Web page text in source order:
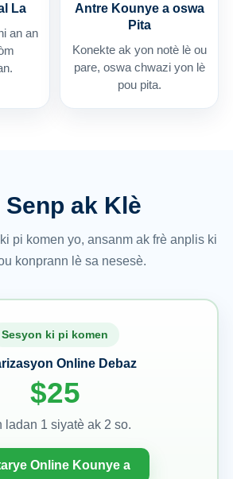
La
an an
Antre Kounye a oswa
Pita
Konekte ak yon notè lè ou
pare, oswa chwazi yon lè
pou pita.
Senp ak Klè
pi komen yo, ansanm ak frè anplis ki
konprann lè sa nesesè.
Sesyon ki pi komen
Online Debaz
$25
ladan 1 siyatè ak 2 so.
Online Kounye a